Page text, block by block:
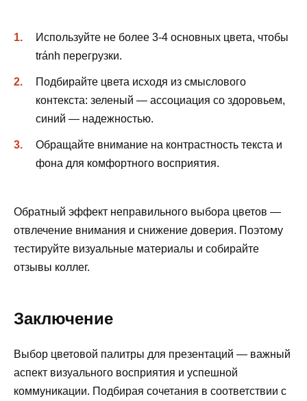
Используйте не более 3-4 основных цвета, чтобы
tránh перегрузки.
Подбирайте цвета исходя из смыслового
контекста: зеленый — ассоциация со здоровьем,
синий — надежностью.
Обращайте внимание на контрастность текста и
фона для комфортного восприятия.
Обратный эффект неправильного выбора цветов —
отвлечение внимания и снижение доверия. Поэтому
тестируйте визуальные материалы и собирайте
отзывы коллег.
Заключение
Выбор цветовой палитры для презентаций — важный
аспект визуального восприятия и успешной
коммуникации. Подбирая сочетания в соответствии с